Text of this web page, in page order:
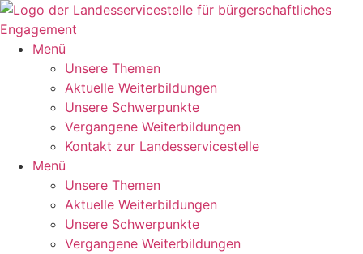
Zum
Inhalt
springen
Menü
Unsere Themen
Aktuelle Weiterbildungen
Unsere Schwerpunkte
Vergangene Weiterbildungen
Kontakt zur Landesservicestelle
Menü
Unsere Themen
Aktuelle Weiterbildungen
Unsere Schwerpunkte
Vergangene Weiterbildungen